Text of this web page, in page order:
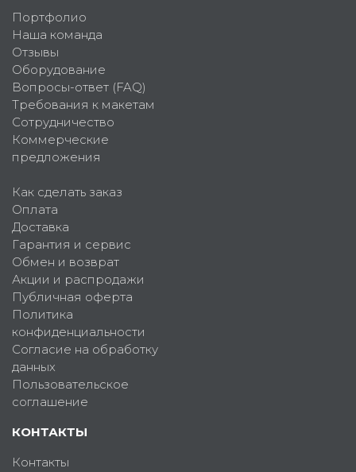
Портфолио
Наша команда
Отзывы
Оборудование
Вопросы-ответ (FAQ)
Требования к макетам
Сотрудничество
Коммерческие
предложения
Как сделать заказ
Оплата
Доставка
Гарантия и сервис
Обмен и возврат
Акции и распродажи
Публичная оферта
Политика
конфиденциальности
Согласие на обработку
данных
Пользовательское
соглашение
КОНТАКТЫ
Контакты